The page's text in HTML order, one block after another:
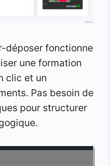
déposer fonctionne
une formation
clic et un
Pas besoin de
pour structurer